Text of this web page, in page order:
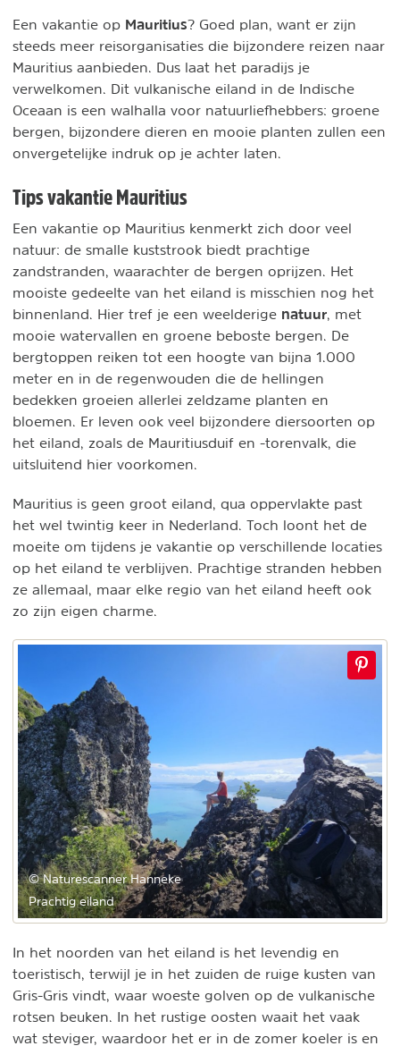
Een vakantie op Mauritius? Goed plan, want er zijn
steeds meer reisorganisaties die bijzondere reizen naar
Mauritius aanbieden. Dus laat het paradijs je
verwelkomen. Dit vulkanische eiland in de Indische
Oceaan is een walhalla voor natuurliefhebbers: groene
bergen, bijzondere dieren en mooie planten zullen een
onvergetelijke indruk op je achter laten.
Tips vakantie Mauritius
Een vakantie op Mauritius kenmerkt zich door veel
natuur: de smalle kuststrook biedt prachtige
zandstranden, waarachter de bergen oprijzen. Het
mooiste gedeelte van het eiland is misschien nog het
binnenland. Hier tref je een weelderige natuur , met
mooie watervallen en groene beboste bergen. De
bergtoppen reiken tot een hoogte van bijna 1.000
meter en in de regenwouden die de hellingen
bedekken groeien allerlei zeldzame planten en
bloemen. Er leven ook veel bijzondere diersoorten op
het eiland, zoals de Mauritiusduif en -torenvalk, die
uitsluitend hier voorkomen.
Mauritius is geen groot eiland, qua oppervlakte past
het wel twintig keer in Nederland. Toch loont het de
moeite om tijdens je vakantie op verschillende locaties
op het eiland te verblijven. Prachtige stranden hebben
ze allemaal, maar elke regio van het eiland heeft ook
zo zijn eigen charme.
© Naturescanner Hanneke
Prachtig eiland
In het noorden van het eiland is het levendig en
toeristisch, terwijl je in het zuiden de ruige kusten van
Gris-Gris vindt, waar woeste golven op de vulkanische
rotsen beuken. In het rustige oosten waait het vaak
wat steviger, waardoor het er in de zomer koeler is en